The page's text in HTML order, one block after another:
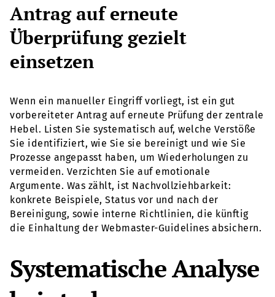
Antrag auf erneute
Überprüfung gezielt
einsetzen
Wenn ein manueller Eingriff vorliegt, ist ein gut
vorbereiteter Antrag auf erneute Prüfung der zentrale
Hebel. Listen Sie systematisch auf, welche Verstöße
Sie identifiziert, wie Sie sie bereinigt und wie Sie
Prozesse angepasst haben, um Wiederholungen zu
vermeiden. Verzichten Sie auf emotionale
Argumente. Was zählt, ist Nachvollziehbarkeit:
konkrete Beispiele, Status vor und nach der
Bereinigung, sowie interne Richtlinien, die künftig
die Einhaltung der Webmaster-Guidelines absichern.
Systematische Analyse